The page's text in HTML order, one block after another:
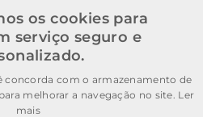
os cookies para
serviço seguro e
concorda com o armazenamento de
melhorar a navegação no site. Ler
mais